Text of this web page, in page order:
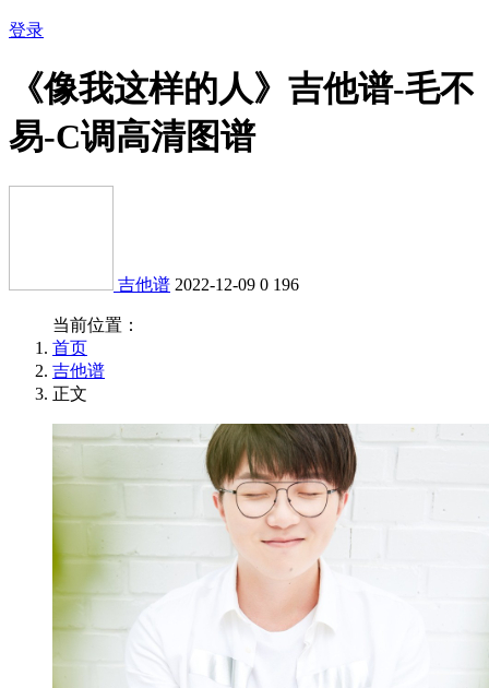
登录
《像我这样的人》吉他谱-毛不
易-C调高清图谱
吉他谱 2022-12-09 0 196
当前位置：
首页
吉他谱
正文